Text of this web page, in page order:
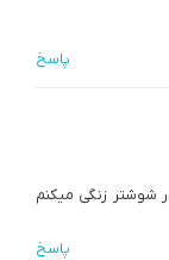
پاسخ
شوشتر زنگی میکنم
پاسخ